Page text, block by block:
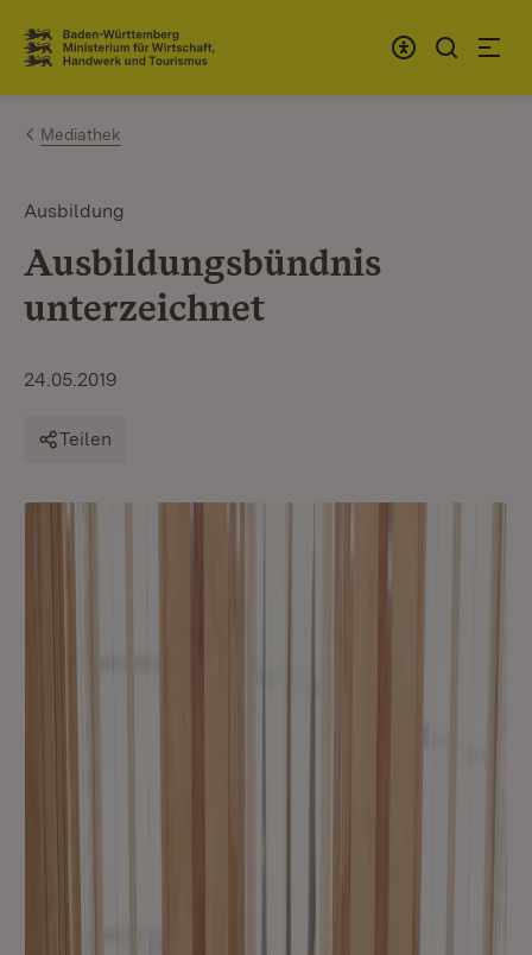
Zum Inhalt springen
Link zur Startseite
Mediathek
Ausbildung
Ausbildungsbündnis
unterzeichnet
24.05.2019
Teilen